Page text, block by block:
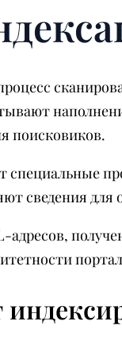
поисковиков.
специальные
сведения